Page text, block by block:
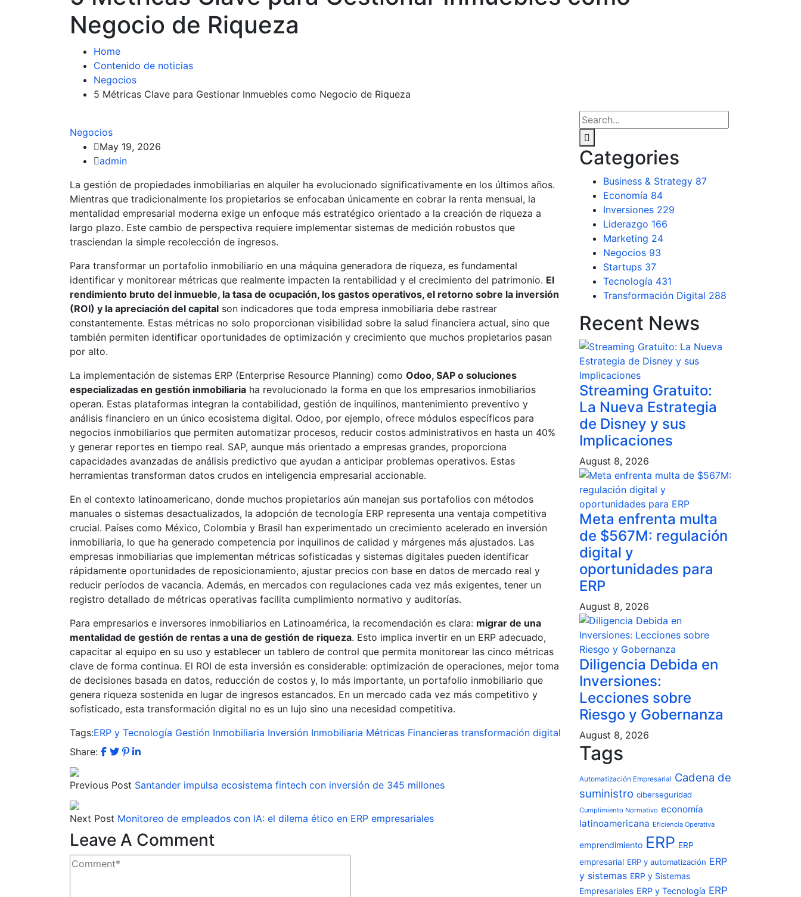
Negocio de Riqueza
Home
Contenido de noticias
Negocios
5 Métricas Clave para Gestionar Inmuebles como Negocio de Riqueza
Negocios
May 19, 2026
admin
La gestión de propiedades inmobiliarias en alquiler ha evolucionado significativamente en los últimos años.
Mientras que tradicionalmente los propietarios se enfocaban únicamente en cobrar la renta mensual, la
mentalidad empresarial moderna exige un enfoque más estratégico orientado a la creación de riqueza a
largo plazo. Este cambio de perspectiva requiere implementar sistemas de medición robustos que
trasciendan la simple recolección de ingresos.
Para transformar un portafolio inmobiliario en una máquina generadora de riqueza, es fundamental
identificar y monitorear métricas que realmente impacten la rentabilidad y el crecimiento del patrimonio. El
rendimiento bruto del inmueble, la tasa de ocupación, los gastos operativos, el retorno sobre la inversión
(ROI) y la apreciación del capital son indicadores que toda empresa inmobiliaria debe rastrear
constantemente. Estas métricas no solo proporcionan visibilidad sobre la salud financiera actual, sino que
también permiten identificar oportunidades de optimización y crecimiento que muchos propietarios pasan
por alto.
La implementación de sistemas ERP (Enterprise Resource Planning) como Odoo, SAP o soluciones
especializadas en gestión inmobiliaria ha revolucionado la forma en que los empresarios inmobiliarios
operan. Estas plataformas integran la contabilidad, gestión de inquilinos, mantenimiento preventivo y
análisis financiero en un único ecosistema digital. Odoo, por ejemplo, ofrece módulos específicos para
negocios inmobiliarios que permiten automatizar procesos, reducir costos administrativos en hasta un 40%
y generar reportes en tiempo real. SAP, aunque más orientado a empresas grandes, proporciona
capacidades avanzadas de análisis predictivo que ayudan a anticipar problemas operativos. Estas
herramientas transforman datos crudos en inteligencia empresarial accionable.
En el contexto latinoamericano, donde muchos propietarios aún manejan sus portafolios con métodos
manuales o sistemas desactualizados, la adopción de tecnología ERP representa una ventaja competitiva
crucial. Países como México, Colombia y Brasil han experimentado un crecimiento acelerado en inversión
inmobiliaria, lo que ha generado competencia por inquilinos de calidad y márgenes más ajustados. Las
empresas inmobiliarias que implementan métricas sofisticadas y sistemas digitales pueden identificar
rápidamente oportunidades de reposicionamiento, ajustar precios con base en datos de mercado real y
reducir períodos de vacancia. Además, en mercados con regulaciones cada vez más exigentes, tener un
registro detallado de métricas operativas facilita cumplimiento normativo y auditorías.
Para empresarios e inversores inmobiliarios en Latinoamérica, la recomendación es clara: migrar de una
mentalidad de gestión de rentas a una de gestión de riqueza. Esto implica invertir en un ERP adecuado,
capacitar al equipo en su uso y establecer un tablero de control que permita monitorear las cinco métricas
clave de forma continua. El ROI de esta inversión es considerable: optimización de operaciones, mejor toma
de decisiones basada en datos, reducción de costos y, lo más importante, un portafolio inmobiliario que
genera riqueza sostenida en lugar de ingresos estancados. En un mercado cada vez más competitivo y
sofisticado, esta transformación digital no es un lujo sino una necesidad competitiva.
Tags:ERP y Tecnología Gestión Inmobiliaria Inversión Inmobiliaria Métricas Financieras transformación digital
Share:
Previous Post Santander impulsa ecosistema fintech con inversión de 345 millones
Next Post Monitoreo de empleados con IA: el dilema ético en ERP empresariales
Leave A Comment
Categories
Business & Strategy 87
Economía 84
Inversiones 229
Liderazgo 166
Marketing 24
Negocios 93
Startups 37
Tecnología 431
Transformación Digital 288
Recent News
Streaming Gratuito:
La Nueva Estrategia
de Disney y sus
Implicaciones
August 8, 2026
Meta enfrenta multa
de $567M: regulación
digital y
oportunidades para
ERP
August 8, 2026
Diligencia Debida en
Inversiones:
Lecciones sobre
Riesgo y Gobernanza
August 8, 2026
Tags
Automatización Empresarial Cadena de
suministro ciberseguridad
Cumplimiento Normativo economía
latinoamericana Eficiencia Operativa
emprendimiento ERP ERP
empresarial ERP y automatización ERP
y sistemas ERP y Sistemas
Empresariales ERP y Tecnología ERP